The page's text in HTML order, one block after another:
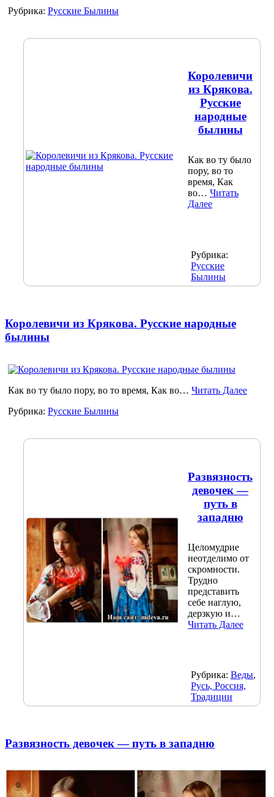
Рубрика: Русские Былины
Королевичи
из Крякова.
Русские
народные
былины
Как во ту было
пору, во то
время, Как
во… Читать
Далее
Рубрика:
Русские
Былины
Королевичи из Крякова. Русские народные
былины
Как во ту было пору, во то время, Как во… Читать Далее
Рубрика: Русские Былины
Развязность
девочек —
путь в
западню
Целомудрие
неотделимо от
скромности.
Трудно
представить
себе наглую,
дерзкую и…
Читать Далее
Рубрика: Веды,
Русь, Россия,
Традиции
Развязность девочек — путь в западню